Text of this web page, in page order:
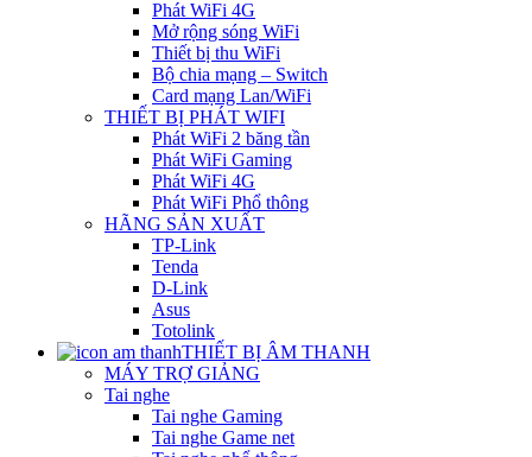
Phát WiFi 4G
Mở rộng sóng WiFi
Thiết bị thu WiFi
Bộ chia mạng – Switch
Card mạng Lan/WiFi
THIẾT BỊ PHÁT WIFI
Phát WiFi 2 băng tần
Phát WiFi Gaming
Phát WiFi 4G
Phát WiFi Phổ thông
HÃNG SẢN XUẤT
TP-Link
Tenda
D-Link
Asus
Totolink
THIẾT BỊ ÂM THANH
MÁY TRỢ GIẢNG
Tai nghe
Tai nghe Gaming
Tai nghe Game net